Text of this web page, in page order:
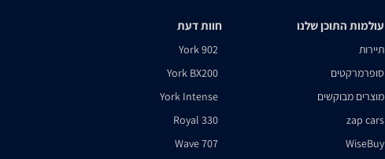
עולמות התוכן שלנו
תיירות
סופרמרקטים
מוצרים מבוקשים
zap cars
WiseBuy
חוות דעת
York 902
York BX200
York Intense
Royal 330
Wave 707